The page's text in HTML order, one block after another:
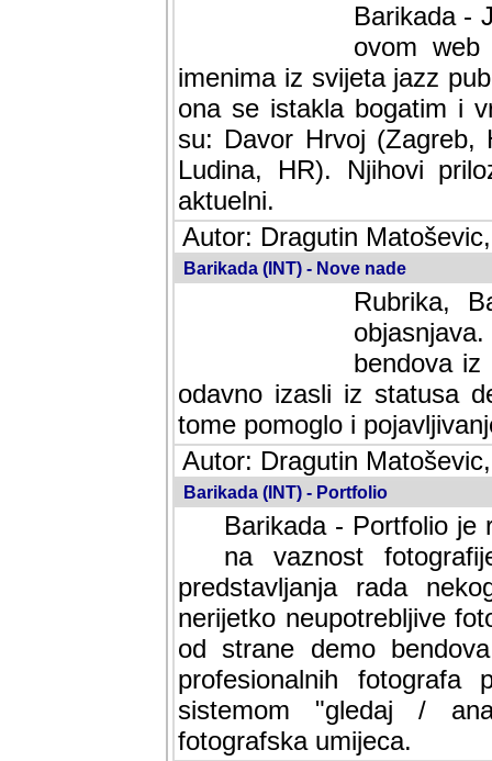
Barikada -
ovom web
imenima iz svijeta jazz
ona se istakla bogatim i
su: Davor Hrvoj (Zagreb,
Ludina, HR). Njihovi
aktuelni.
Autor: Dragutin
Barikada (INT) - Nove nade
Rubrika,
bendova
odavno izasli iz statusa
tome pomoglo i
Autor: Dragutin
Barikada (INT) - Portfolio
Barikada - Portfolio je
na vaznost
predstavljanja rada
nerijetko neupotrebljive
od strane demo
profesionalnih fotografa
sistemom "gledaj /
fotografska umijeca.